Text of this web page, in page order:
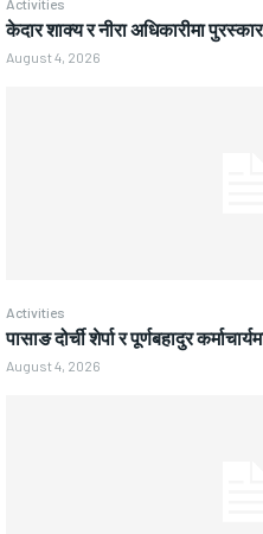
Activities
केदार शाक्य र नीरा अधिकारीमा
August 4, 2026
Activities
पासाङ दोर्ची शेर्पा र पूर्णबहादुर
August 4, 2026